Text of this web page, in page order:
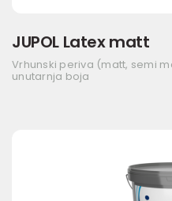
JUPOL Latex matt
Vrhunski periva (matt, semi
unutarnja boja